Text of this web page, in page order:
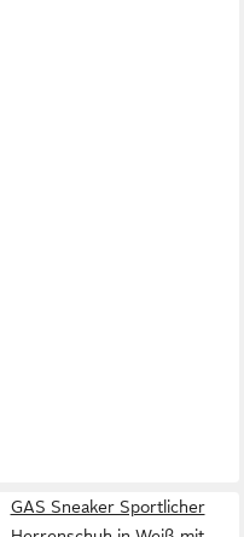
GAS Sneaker Sportlicher